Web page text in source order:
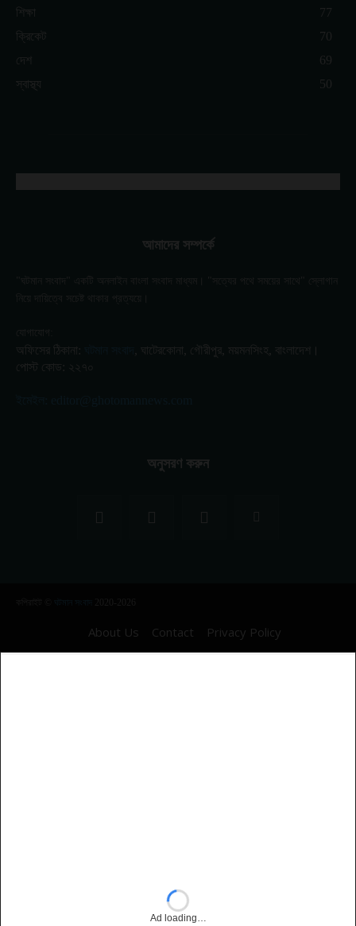
শিক্ষা
77
ক্রিকেট
70
দেশ
69
স্বাস্থ্য
50
আমাদের সম্পর্কে
অফিসের ঠিকানা:
, ঘাটেরকোনা, গৌরীপুর, ময়মনসিংহ, বাংলাদেশ।
পোস্ট কোড: ২২৭০
অনুসরণ করুন
About Us Contact Privacy Policy
Ad loading…